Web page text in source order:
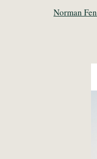
Norman